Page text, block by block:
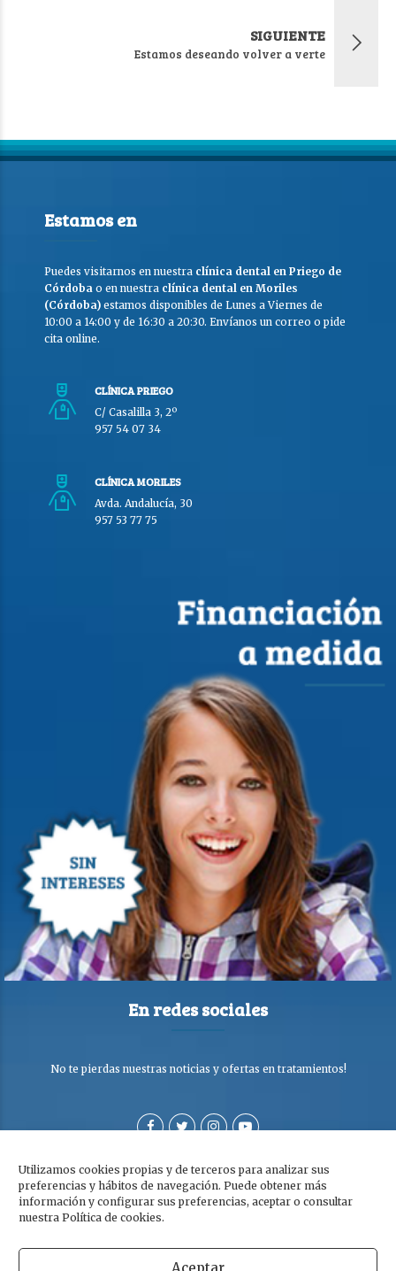
Utilizamos cookies propias y de terceros para analizar sus
preferencias y hábitos de navegación. Puede obtener más
información y configurar sus preferencias, aceptar o consultar
nuestra Política de cookies.
Aceptar
SIGUIENTE
Estamos deseando volver a verte
Estamos en
Puedes visitarnos en nuestra clínica dental en Priego de
Córdoba o en nuestra clínica dental en Moriles
(Córdoba) estamos disponibles de Lunes a Viernes de
10:00 a 14:00 y de 16:30 a 20:30. Envíanos un correo o pide
cita online.
CLÍNICA PRIEGO
C/ Casalilla 3, 2º
957 54 07 34
CLÍNICA MORILES
Avda. Andalucía, 30
957 53 77 75
En redes sociales
No te pierdas nuestras noticias y ofertas en tratamientos!